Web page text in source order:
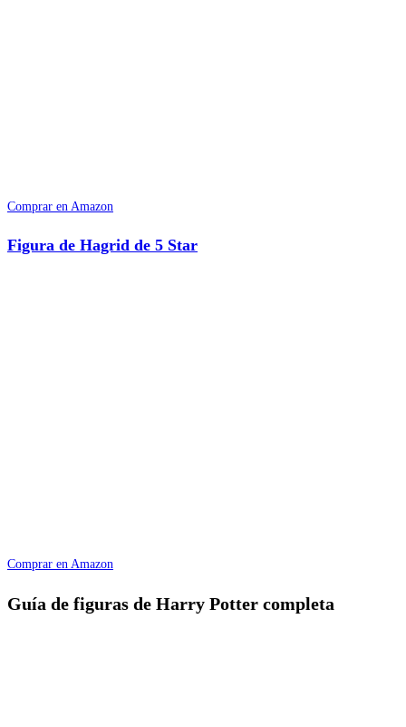
Comprar en Amazon
Figura de Hagrid de 5 Star
Comprar en Amazon
Guía de figuras de Harry Potter completa